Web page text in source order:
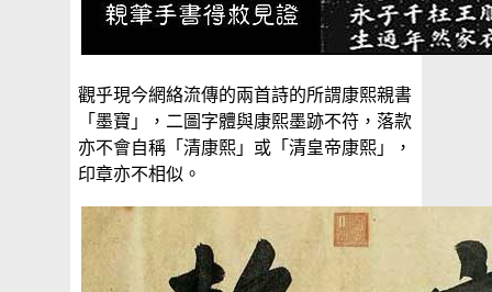
觀乎現今網絡流傳的兩首詩的所謂康熙親書
「墨寶」，二圖字體與康熙墨跡不符，落款
亦不會自稱「清康熙」或「清皇帝康熙」，
印章亦不相似。